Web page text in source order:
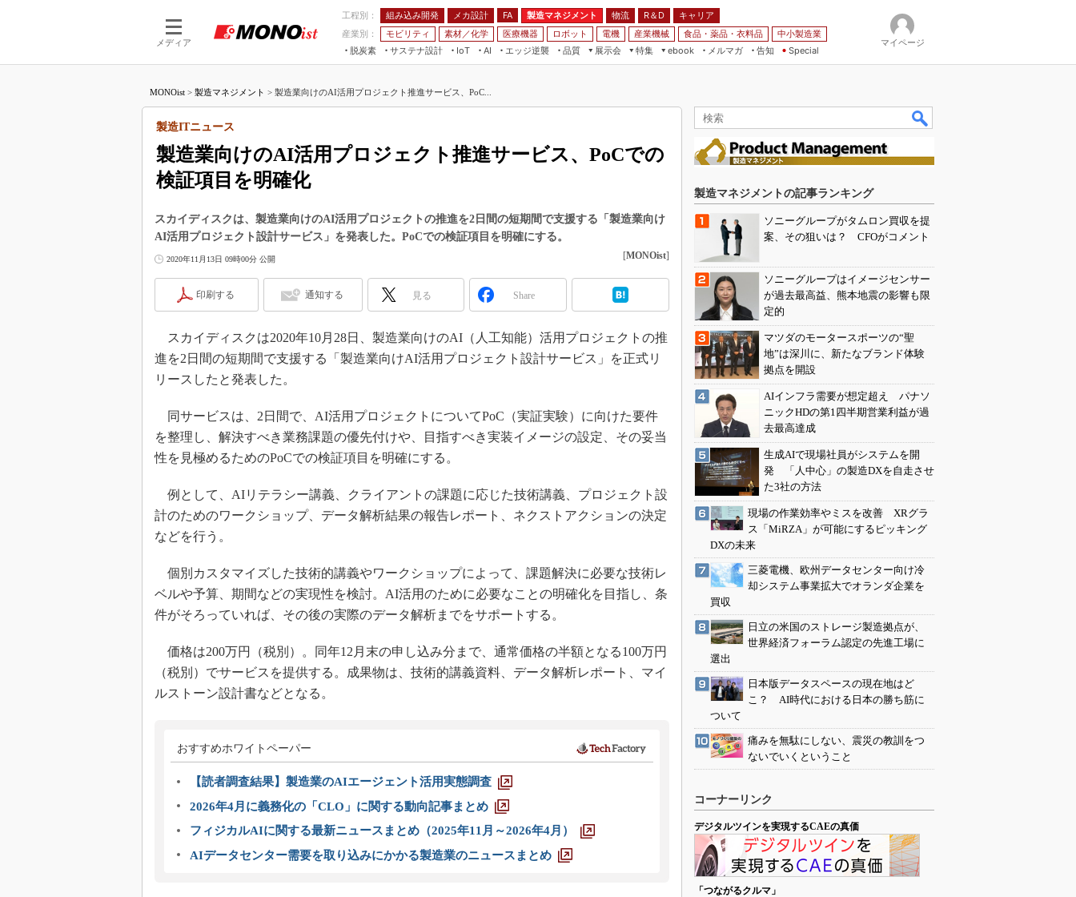
メディア
工程別： 組み込み開発 メカ設計 FA 製造マネジメント 物流 R＆D
キャリア
産業別：
モビリティ 素材／化学 医療機器 ロボット 電機 産業機械 食品・薬品・衣料品
中小製造業
脱炭素
サステナ設計
IoT
つながる工場
AI
AI×設備保全
エッジ逆襲 品質
展示会
JIMTOF
IIFES
TECHNO-FRONTIER
スマート工場EXPO
EdgeTech+
AUTOMOTIVE WORLD
特集
つながるクルマ
VR／AR
フィールドサービス
組み込み画像技術
組み込みモデリング
車載ソフト開発
ISO26262
無償設計ツール
3Dプリンタ
S＆OP
インダストリー4.0
製造業ビッグデータ
メイドインジャパン
海外生産
グローバル設計・開発
ebook
メルマガ
告知 Special
マイページ
MONOist > 製造マネジメント > 製造業向けのAI活用プロジェクト推進サービス、PoC...
製造業向けのAI活用プロジェクト推進サービス、PoCでの
検証項目を明確化
製造ITニュース
スカイディスクは、製造業向けのAI活用プロジェクトの推進を2日間の短期間で支援する「製造業向け
AI活用プロジェクト設計サービス」を発表した。PoCでの検証項目を明確にする。
2020年11月13日 09時00分 公開 [MONOist]
印刷する 通知する 見る Share
スカイディスクは2020年10月28日、製造業向けのAI（人工知能）活用プロジェクトの推
進を2日間の短期間で支援する「製造業向けAI活用プロジェクト設計サービス」を正式リ
リースしたと発表した。
同サービスは、2日間で、AI活用プロジェクトについてPoC（実証実験）に向けた要件
を整理し、解決すべき業務課題の優先付けや、目指すべき実装イメージの設定、その妥当
性を見極めるためのPoCでの検証項目を明確にする。
例として、AIリテラシー講義、クライアントの課題に応じた技術講義、プロジェクト設
計のためのワークショップ、データ解析結果の報告レポート、ネクストアクションの決定
などを行う。
個別カスタマイズした技術的講義やワークショップによって、課題解決に必要な技術レ
ベルや予算、期間などの実現性を検討。AI活用のために必要なことの明確化を目指し、条
件がそろっていれば、その後の実際のデータ解析までをサポートする。
価格は200万円（税別）。同年12月末の申し込み分まで、通常価格の半額となる100万円
（税別）でサービスを提供する。成果物は、技術的講義資料、データ解析レポート、マイ
ルストーン設計書などとなる。
おすすめホワイトペーパー
【読者調査結果】製造業のAIエージェント活用実態調査
2026年4月に義務化の「CLO」に関する動向記事まとめ
フィジカルAIに関する最新ニュースまとめ（2025年11月～2026年4月）
AIデータセンター需要を取り込みにかかる製造業のニュースまとめ
製造マネジメントの記事ランキング
ソニーグループがタムロン買収を提
案、その狙いは？ CFOがコメント
ソニーグループはイメージセンサー
が過去最高益、熊本地震の影響も限
定的
マツダのモータースポーツの“聖
地”は深川に、新たなブランド体験
拠点を開設
AIインフラ需要が想定超え パナソ
ニックHDの第1四半期営業利益が過
去最高達成
生成AIで現場社員がシステムを開
発 「人中心」の製造DXを自走させ
た3社の方法
現場の作業効率やミスを改善 XRグラ
ス「MiRZA」が可能にするピッキング
DXの未来
三菱電機、欧州データセンター向け冷
却システム事業拡大でオランダ企業を
買収
日立の米国のストレージ製造拠点が、
世界経済フォーラム認定の先進工場に
選出
日本版データスペースの現在地はど
こ？ AI時代における日本の勝ち筋に
ついて
痛みを無駄にしない、震災の教訓をつ
ないでいくということ
コーナーリンク
デジタルツインを実現するCAEの真価
「つながるクルマ」